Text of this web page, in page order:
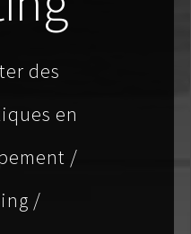
des
en
/
/